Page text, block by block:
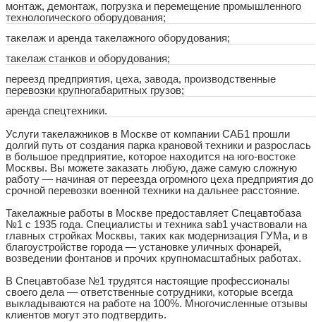
монтаж, демонтаж, погрузка и перемещение промышленного
технологического оборудования;
такелаж и аренда такелажного оборудования;
такелаж станков и оборудования;
переезд предприятия, цеха, завода, производственные
перевозки крупногабаритных грузов;
аренда спецтехники.
Услуги такелажников в Москве от компании САБ1 прошли
долгий путь от создания парка крановой техники и разрослась
в большое предприятие, которое находится на юго-востоке
Москвы. Вы можете заказать любую, даже самую сложную
работу — начиная от переезда огромного цеха предприятия до
срочной перевозки военной техники на дальнее расстояние.
Такелажные работы в Москве предоставляет Спецавтобаза
№1 с 1935 года. Специалисты и техника sab1 участвовали на
главных стройках Москвы, таких как модернизация ГУМа, и в
благоустройстве города — установке уличных фонарей,
возведении фонтанов и прочих крупномасштабных работах.
В Спецавтобазе №1 трудятся настоящие профессионалы
своего дела — ответственные сотрудники, которые всегда
выкладываются на работе на 100%. Многочисленные отзывы
клиентов могут это подтвердить.